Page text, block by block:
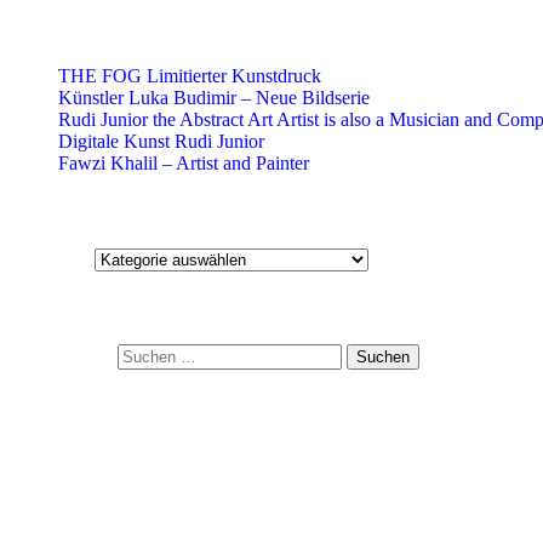
THE FOG Limitierter Kunstdruck
Künstler Luka Budimir – Neue Bildserie
Rudi Junior the Abstract Art Artist is also a Musician and
Digitale Kunst Rudi Junior
Fawzi Khalil – Artist and Painter